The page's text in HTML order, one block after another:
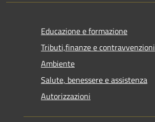
Educazione e formazione
Tributi,finanze e contravvenzioni
Ambiente
Salute, benessere e assistenza
Autorizzazioni